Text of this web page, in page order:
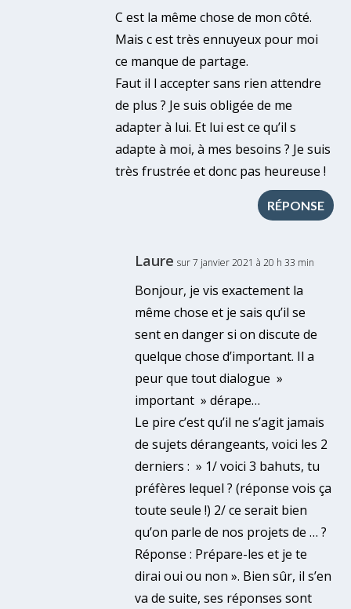
C est la même chose de mon côté.
Mais c est très ennuyeux pour moi
ce manque de partage.
Faut il l accepter sans rien attendre
de plus ? Je suis obligée de me
adapter à lui. Et lui est ce qu’il s
adapte à moi, à mes besoins ? Je suis
très frustrée et donc pas heureuse !
RÉPONSE
Laure sur 7 janvier 2021 à 20 h 33 min
Bonjour, je vis exactement la
même chose et je sais qu’il se
sent en danger si on discute de
quelque chose d’important. Il a
peur que tout dialogue »
important » dérape…
Le pire c’est qu’il ne s’agit jamais
de sujets dérangeants, voici les 2
derniers : » 1/ voici 3 bahuts, tu
préfères lequel ? (réponse vois ça
toute seule !) 2/ ce serait bien
qu’on parle de nos projets de … ?
Réponse : Prépare-les et je te
dirai oui ou non ». Bien sûr, il s’en
va de suite, ses réponses sont